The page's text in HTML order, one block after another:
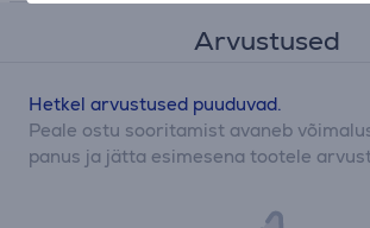
Arvustused
Hetkel arvustused puuduvad.
Peale ostu sooritamist avaneb
panus ja jätta esimesena tootele